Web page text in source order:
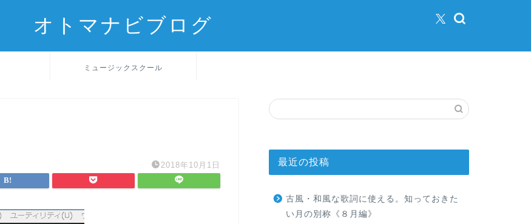
オトマナビブログ
ミュージックスクール
2018年10月1日 最近の投稿
古風・和風な歌詞に使える。知っておきた
い月の別称《８月編》